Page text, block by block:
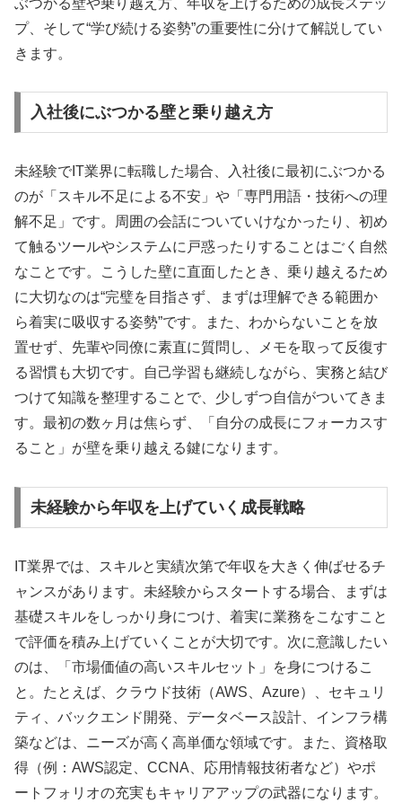
プ、そして“学び続ける姿勢”の重要性に分けて解説してい
きます。
入社後にぶつかる壁と乗り越え方
未経験でIT業界に転職した場合、入社後に最初にぶつかる
のが「スキル不足による不安」や「専門用語・技術への理
解不足」です。周囲の会話についていけなかったり、初め
て触るツールやシステムに戸惑ったりすることはごく自然
なことです。こうした壁に直面したとき、乗り越えるため
に大切なのは“完璧を目指さず、まずは理解できる範囲か
ら着実に吸収する姿勢”です。また、わからないことを放
置せず、先輩や同僚に素直に質問し、メモを取って反復す
る習慣も大切です。自己学習も継続しながら、実務と結び
つけて知識を整理することで、少しずつ自信がついてきま
す。最初の数ヶ月は焦らず、「自分の成長にフォーカスす
ること」が壁を乗り越える鍵になります。
未経験から年収を上げていく成長戦略
IT業界では、スキルと実績次第で年収を大きく伸ばせるチ
ャンスがあります。未経験からスタートする場合、まずは
基礎スキルをしっかり身につけ、着実に業務をこなすこと
で評価を積み上げていくことが大切です。次に意識したい
のは、「市場価値の高いスキルセット」を身につけるこ
と。たとえば、クラウド技術（AWS、Azure）、セキュリ
ティ、バックエンド開発、データベース設計、インフラ構
築などは、ニーズが高く高単価な領域です。また、資格取
得（例：AWS認定、CCNA、応用情報技術者など）やポ
ートフォリオの充実もキャリアアップの武器になります。